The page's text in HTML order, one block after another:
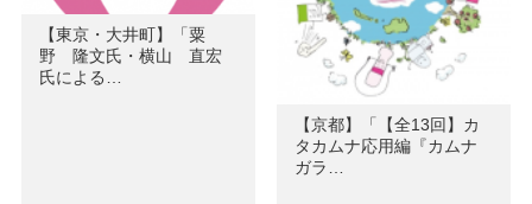
【東京・大井町】「粟
野 隆文氏・横山 直宏
氏による…
【京都】「【全13回】カ
タカムナ応用編『カムナ
ガラ…